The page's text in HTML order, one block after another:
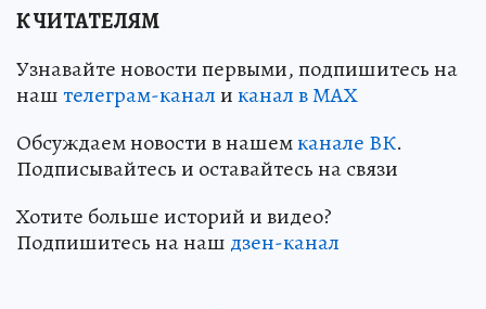
К ЧИТАТЕЛЯМ
Узнавайте новости первыми, подпишитесь на
наштелеграм-каналиканал в МАХ
Обсуждаем новости в нашемканале ВК.
Подписывайтесь и оставайтесь на связи
Хотите больше историй и видео?
Подпишитесь на наш дзен-канал